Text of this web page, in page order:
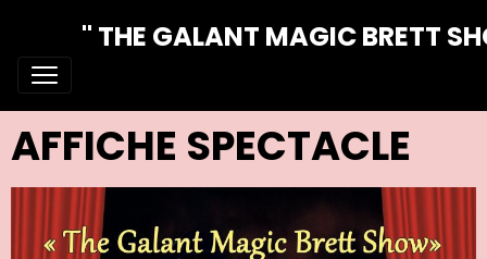
" THE GALANT MAGIC BRETT
AFFICHE SPECTACLE